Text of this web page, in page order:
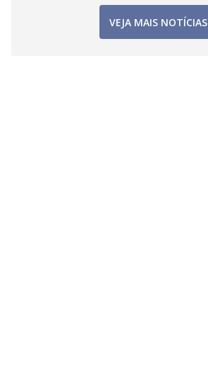
VEJA MAIS NOTÍCIAS